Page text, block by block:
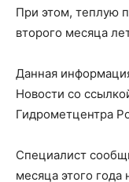
При этом, теплую
второго месяца
Данная
Новости со
Гидрометцентра
Специалист
месяца этого